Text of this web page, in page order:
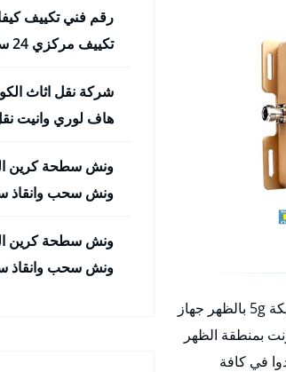
هل تبحث عن تركيب مقوي سيرفس ؟ أفضل مقوي سيرفس 5g الظهر الكويت تركيب مقوي شبكة 5g بالظهر جهاز
بمنطقة الظهر
في كافة
تكييف مركزي 24 ساعة
هاف لوري وانيت
ونش سحب وانقاذ
ونش سحب وانقاذ